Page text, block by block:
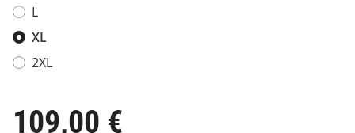
L
XL
2XL
109,00 €